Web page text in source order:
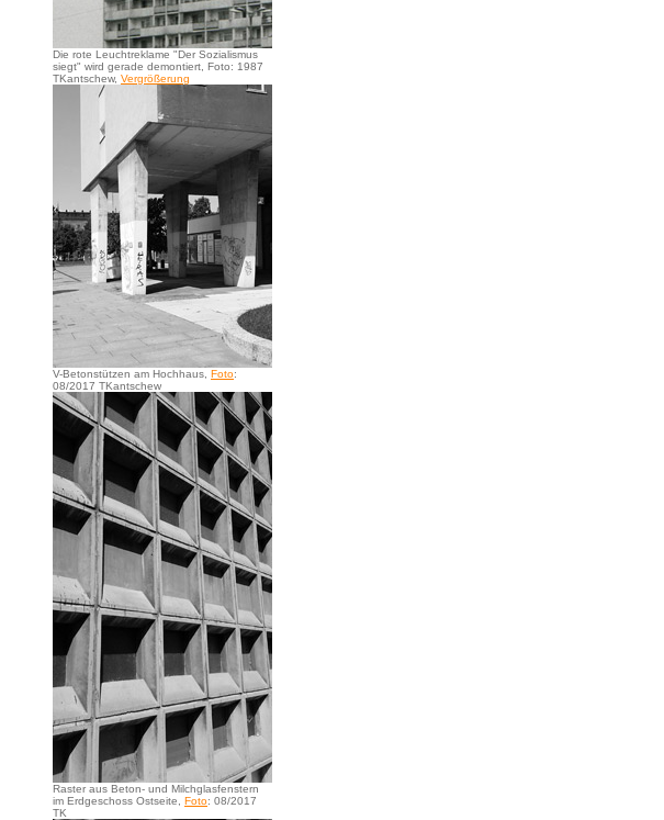
Die rote Leuchtreklame "Der Sozialismus
siegt" wird gerade demontiert, Foto: 1987
TKantschew, Vergrößerung
V-Betonstützen am Hochhaus, Foto:
08/2017 TKantschew
Raster aus Beton- und Milchglasfenstern
im Erdgeschoss Ostseite, Foto: 08/2017
TK